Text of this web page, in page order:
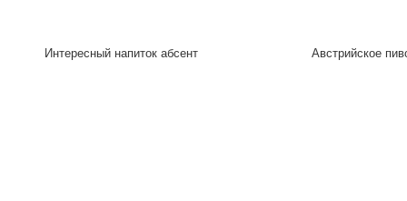
Интересный напиток абсент Австрийское